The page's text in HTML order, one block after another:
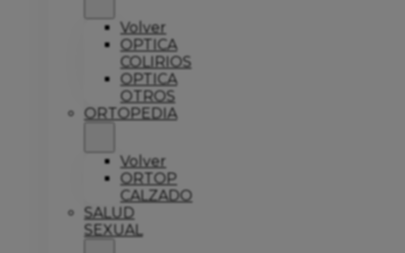
Volver
OPTICA
COLIRIOS
OPTICA
OTROS
ORTOPEDIA
Volver
ORTOP
CALZADO
SALUD
SEXUAL